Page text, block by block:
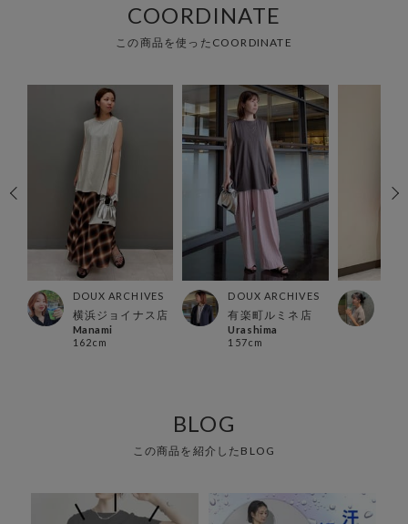
COORDINATE
この商品を使ったCOORDINATE
DOUX ARCHIVES
横浜ジョイナス店
Manami
162cm
DOUX ARCHIVES
有楽町ルミネ店
Urashima
157cm
BLOG
この商品を紹介したBLOG